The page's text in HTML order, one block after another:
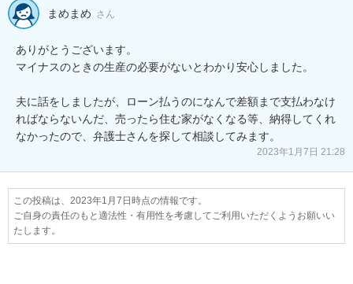
まめまめ さん
ありがとうございます。
マイナスのときの生産の必要がないとわかり安心しました。
夫に話をしましたが、ローン払うのになんで差額まで支払わなけ
ればならないんだ、売ったら住む家がなくなる等、納得してくれ
なかったので、弁護士さんを探して相談してみます。
2023年1月7日 21:28
この投稿は、2023年1月7日時点の情報です。
ご自身の責任のもと適法性・有用性を考慮してご利用いただくようお願いい
たします。